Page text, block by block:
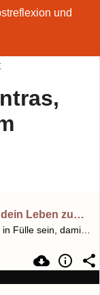
und
17. 6 kraftvolle Mantras, die dein Leben zum Strahlen bringen